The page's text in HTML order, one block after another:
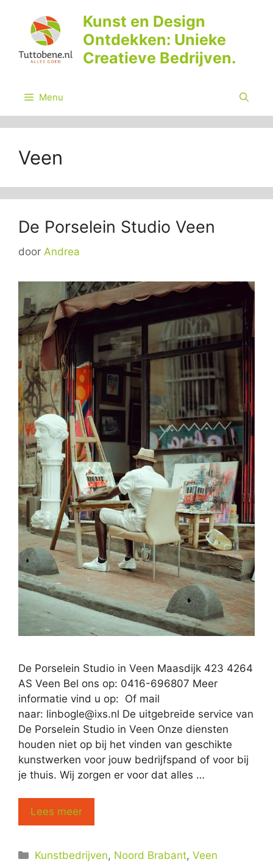
inhoud
Kunst en Design
Ontdekken: Unieke
Creatieve Bedrijven.
Menu
Veen
De Porselein Studio Veen
door Andrea
De Porselein Studio in Veen Maasdijk 423 4264
AS Veen Bel ons op: 0416-696807 Meer
informatie vind u op: Of mail
naar: linbogle@ixs.nl De uitgebreide service van
De Porselein Studio in Veen Onze diensten
houden niet op bij het vinden van geschikte
kunstwerken voor jouw bedrijfspand of voor bij
je thuis. Wij zorgen er voor dat alles …
Lees meer
Categorieën
Kunstbedrijven, Noord Brabant,Veen